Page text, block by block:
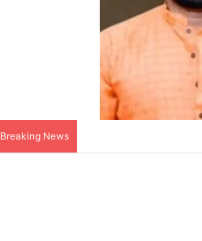
Breaking News